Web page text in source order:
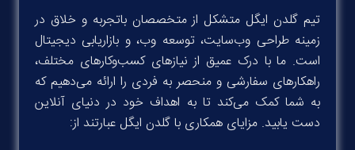
تیم گلدن ایگل متشکل از متخصصان باتجربه و خلاق در
زمینه طراحی وب‌سایت، توسعه وب، و بازاریابی دیجیتال
است. ما با درک عمیق از نیازهای کسب‌وکارهای مختلف،
راهکارهای سفارشی و منحصر به فردی را ارائه می‌دهیم که
به شما کمک می‌کند تا به اهداف خود در دنیای آنلاین
دست یابید. مزایای همکاری با گلدن ایگل عبارتند از: